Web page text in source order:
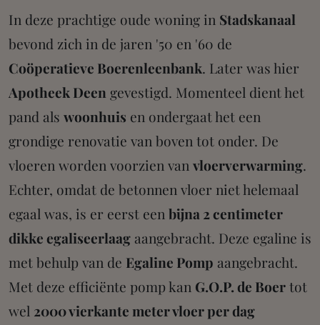
In deze prachtige oude woning in Stadskanaal
bevond zich in de jaren '50 en '60 de
Coöperatieve Boerenleenbank. Later was hier
Apotheek Deen gevestigd. Momenteel dient het
pand als woonhuis en ondergaat het een
grondige renovatie van boven tot onder. De
vloeren worden voorzien van vloerverwarming.
Echter, omdat de betonnen vloer niet helemaal
egaal was, is er eerst een bijna 2 centimeter
dikke egaliseerlaag aangebracht. Deze egaline is
met behulp van de Egaline Pomp aangebracht.
Met deze efficiënte pomp kan G.O.P. de Boertot
wel 2000 vierkante meter vloer per dag